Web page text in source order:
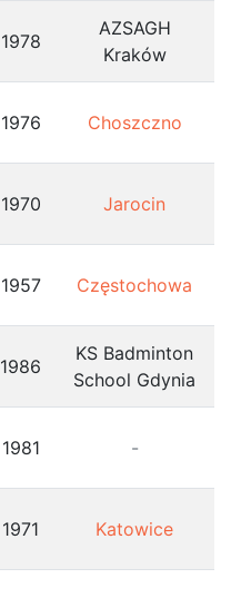
1978
AZSAGH
Kraków
1976 Choszczno
1970 Jarocin
1957 Częstochowa
1986
KS Badminton
School Gdynia
1981 -
1971 Katowice